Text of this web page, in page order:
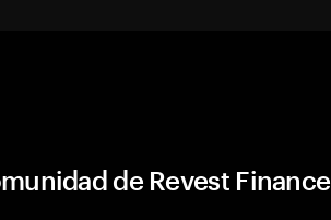
de Revest Finance